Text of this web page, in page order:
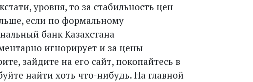
уровня, то за стабильность цен
если по формальному
банк Казахстана
игнорирует и за цены
зайдите на его сайт, покопайтесь в
найти хоть что-нибудь. На главной